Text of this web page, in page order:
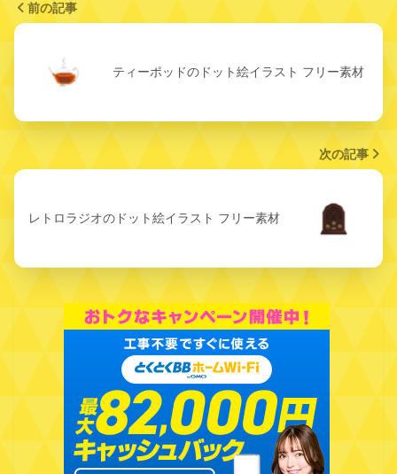
前の記事
ティーポッドのドット絵イラスト フリー素材
次の記事
レトロラジオのドット絵イラスト フリー素材